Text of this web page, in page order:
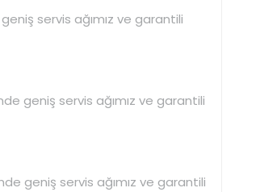
servis ağımız ve garantili
geniş servis ağımız ve garantili
geniş servis ağımız ve garantili